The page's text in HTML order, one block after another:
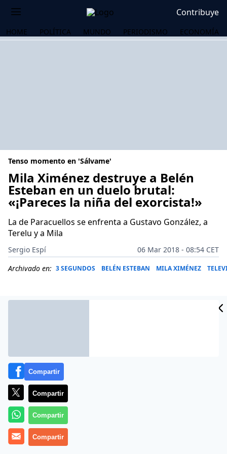
Contribuye
HOME POLÍTICA MUNDO PERIODISMO ECONOMÍA
Tenso momento en 'Sálvame'
Mila Ximénez destruye a Belén
Esteban en un duelo brutal:
«¡Pareces la niña del exorcista!»
La de Paracuellos se enfrenta a Gustavo González, a
Terelu y a Mila
Sergio Espí
06 Mar 2018 - 08:54 CET
Archivado en: 3 SEGUNDOS BELÉN ESTEBAN MILA XIMÉNEZ
El 5 de marzo de 2018, Belén Esteban reculó ante su
compañero Gustavo González después de pasarse
Compartir
Compartir
Compartir
Compartir